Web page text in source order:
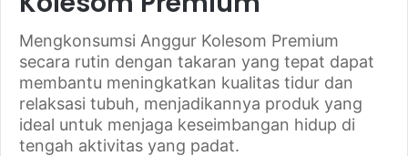
Mengkonsumsi Anggur Kolesom Premium
secara rutin dengan takaran yang tepat dapat
membantu meningkatkan kualitas tidur dan
relaksasi tubuh, menjadikannya produk yang
ideal untuk menjaga keseimbangan hidup di
tengah aktivitas yang padat.